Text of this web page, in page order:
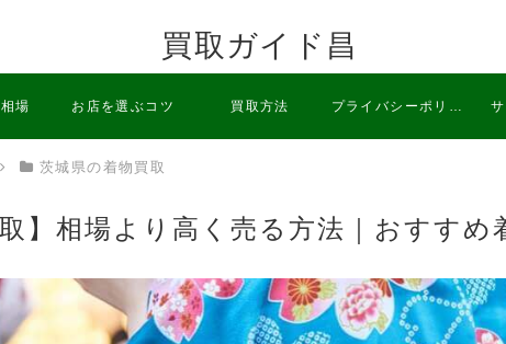
買取ガイド昌
場 お店を選ぶコツ 買取方法 プライバシーポリシ
茨城県の着物買取
】相場より高く売る方法｜おすすめ